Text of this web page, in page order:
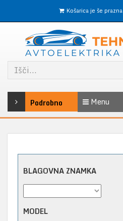
Košarica je še prazna
Podrobno Menu
BLAGOVNA ZNAMKA
MODEL